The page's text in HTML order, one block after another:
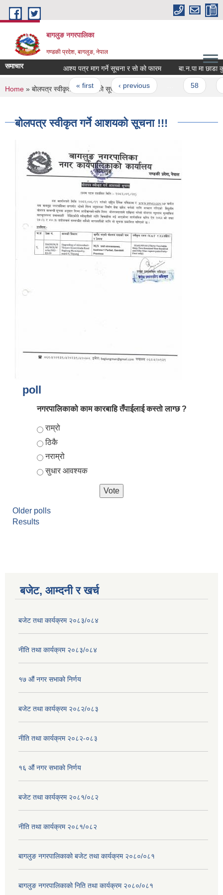
Skip to main content
बागलुङ नगरपालिका
गण्डकी प्रदेश, बागलुङ, नेपाल
समाचार आश्य पत्र माग गर्ने सूचना र सो को फारम बा.न.पा मा छाडा
Pages
« first ‹ previous
You are here
Home » बोलपत्र स्वीकृत गर्ने आशयको सूचना !!!
बोलपत्र स्वीकृत गर्ने आशयको सूचना !!!
poll
नगरपालिकाको काम कारबाहि तँपाईलाई कस्तो लाग्छ ?
Choices
राम्रो
ठिकै
नराम्रो
सुधार आवश्यक
Older polls
Results
बजेट, आम्दनी र खर्च
बजेट तथा कार्यक्रम २०८३/०८४
नीति तथा कार्यक्रम २०८३/०८४
१७ ‌‍औं नगर सभाकाे निर्णय
बजेट तथा कार्यक्रम २०८२/०८३
नीति तथा कार्यक्रम २०८२-०८३
१६ ‌औं नगर सभाकाे निर्णय
बजेट तथा कार्यक्रम २०८१/०८२
नीति तथा कार्यक्रम २०८१/०८२
बागलुङ नगरपालिकाको बजेट तथा कार्यक्रम २०८०/०८१
बागलुङ नगरपालिकाको निति तथा कार्यक्रम २०८०/०८१